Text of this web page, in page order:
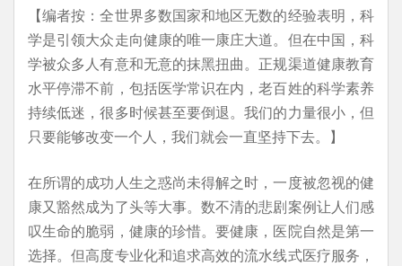
【编者按：全世界多数国家和地区无数的经验表明，科
学是引领大众走向健康的唯一康庄大道。但在中国，科
学被众多人有意和无意的抹黑扭曲。正规渠道健康教育
水平停滞不前，包括医学常识在内，老百姓的科学素养
持续低迷，很多时候甚至要倒退。我们的力量很小，但
只要能够改变一个人，我们就会一直坚持下去。】
在所谓的成功人生之惑尚未得解之时，一度被忽视的健
康又豁然成为了头等大事。数不清的悲剧案例让人们感
叹生命的脆弱，健康的珍惜。要健康，医院自然是第一
选择。但高度专业化和追求高效的流水线式医疗服务，